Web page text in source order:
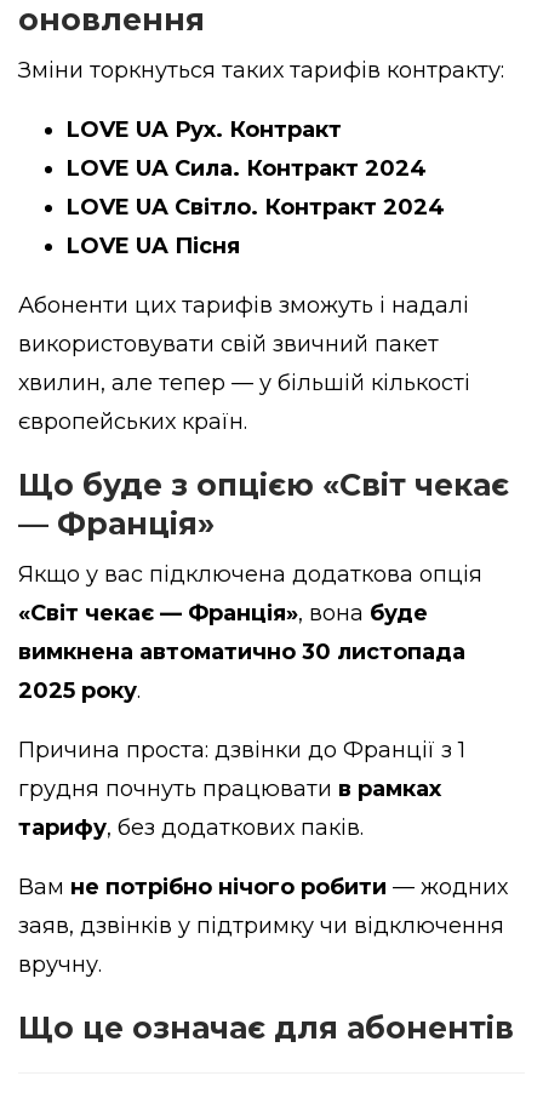
оновлення
Зміни торкнуться таких тарифів контракту:
LOVE UA Рух. Контракт
LOVE UA Сила. Контракт 2024
LOVE UA Світло. Контракт 2024
LOVE UA Пісня
Абоненти цих тарифів зможуть і надалі
використовувати свій звичний пакет
хвилин, але тепер — у більшій кількості
європейських країн.
Що буде з опцією «Світ чекає
— Франція»
Якщо у вас підключена додаткова опція
«Світ чекає — Франція», вона буде
вимкнена автоматично 30 листопада
2025 року.
Причина проста: дзвінки до Франції з 1
грудня почнуть працювати в рамках
тарифу, без додаткових паків.
Вам не потрібно нічого робити — жодних
заяв, дзвінків у підтримку чи відключення
вручну.
Що це означає для абонентів